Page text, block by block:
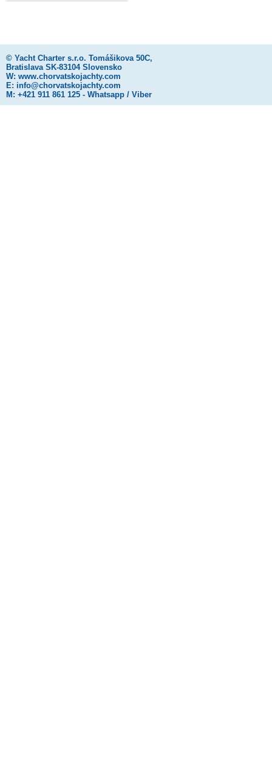
© Yacht Charter s.r.o. Tomášikova 50C,
Bratislava SK-83104 Slovensko
W: www.chorvatskojachty.com
E: info@chorvatskojachty.com
M: +421 911 861 125 - Whatsapp / Viber